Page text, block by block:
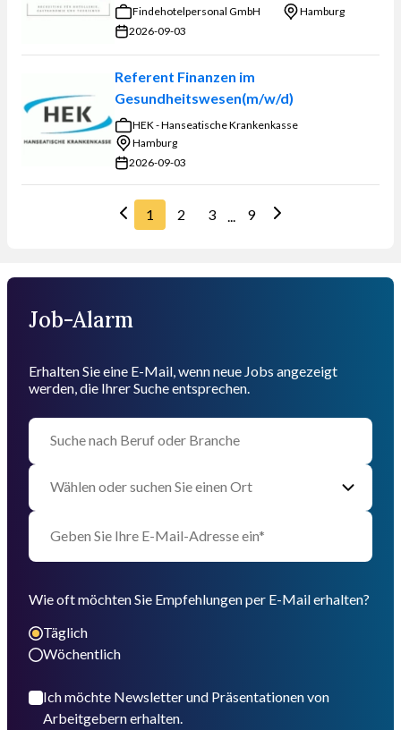
Findehotelpersonal GmbH
Hamburg
2026-09-03
Referent Finanzen im
Gesundheitswesen(m/w/d)
HEK - Hanseatische Krankenkasse
Hamburg
2026-09-03
1 2 3 ... 9
Job-Alarm
Erhalten Sie eine E-Mail, wenn neue Jobs angezeigt
werden, die Ihrer Suche entsprechen.
Wie oft möchten Sie Empfehlungen per E-Mail erhalten?
Täglich
Wöchentlich
Ich möchte Newsletter und Präsentationen von
Arbeitgebern erhalten.